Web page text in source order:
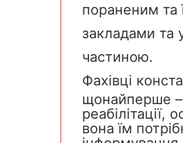
пораненим та
закладами та
частиною.
Фахівці
щонайперше –
реабілітації,
вона їм